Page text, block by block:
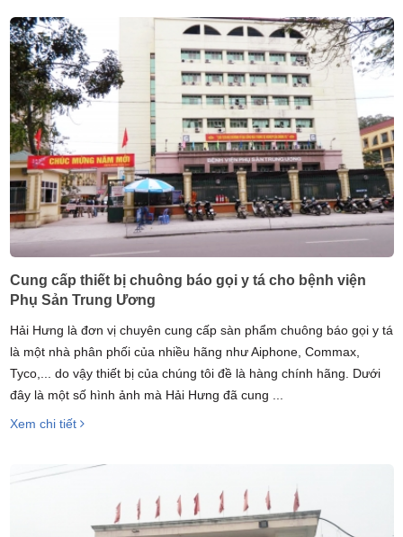
Cung cấp thiết bị chuông báo gọi y tá cho bệnh viện
Phụ Sản Trung Ương
Hải Hưng là đơn vị chuyên cung cấp sàn phẩm chuông báo gọi y tá
là một nhà phân phối của nhiều hãng như Aiphone, Commax,
Tyco,... do vậy thiết bị của chúng tôi đề là hàng chính hãng. Dưới
đây là một số hình ảnh mà Hải Hưng đã cung ...
Xem chi tiết